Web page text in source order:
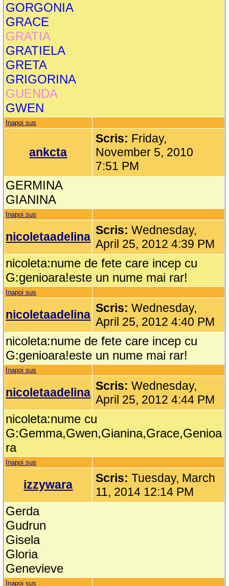
GORGONIA
GRACE
GRATIA
GRATIELA
GRETA
GRIGORINA
GUENDA
GWEN
Inapoi sus
ankcta
Scris: Friday,
November 5, 2010
7:51 PM
GERMINA
GIANINA
Inapoi sus
nicoletaadelina Scris:Wednesday,
April 25, 2012 4:39 PM
nicoleta:nume de fete care incep cu
G:genioara!este un nume mai rar!
Inapoi sus
nicoletaadelina Scris:Wednesday,
April 25, 2012 4:40 PM
nicoleta:nume de fete care incep cu
G:genioara!este un nume mai rar!
Inapoi sus
nicoletaadelina Scris:Wednesday,
April 25, 2012 4:44 PM
nicoleta:nume cu
G:Gemma,Gwen,Gianina,Grace,Genioa
ra
Inapoi sus
izzywara Scris:Tuesday, March
11, 2014 12:14 PM
Gerda
Gudrun
Gisela
Gloria
Genevieve
Inapoi sus